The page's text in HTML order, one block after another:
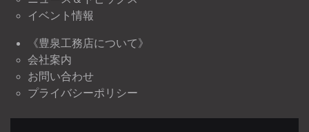
イベント情報
《豊泉工務店について》
会社案内
お問い合わせ
プライバシーポリシー